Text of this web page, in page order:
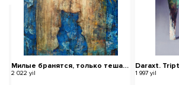
Милые бранятся, только тешатся
2 022 yil
Daraxt.
1 997 yil